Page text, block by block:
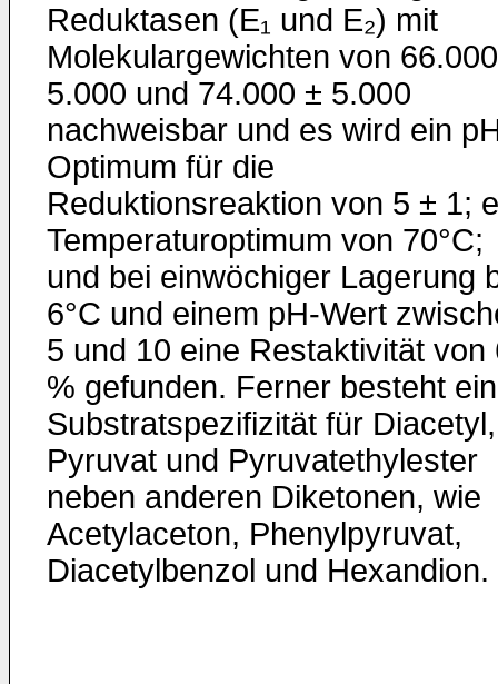
Reduktasen (E₁ und E₂) mit
Molekulargewichten von
5.000 und 74.000 ± 5.000
nachweisbar und es wird ein
Optimum für die
Reduktionsreaktion von 5 ± 1;
Temperaturoptimum von 70°C;
und bei einwöchiger Lage­rung
6°C und einem pH-Wert
5 und 10 eine Restaktivität von
% gefunden. Ferner besteht
Substratspezifizität für Diacetyl,
Pyruvat und Pyruvat­ethylester
neben anderen Diketonen, wie
Acetylaceton, Phenylpyruvat,
Diacetylbenzol und Hexandion.